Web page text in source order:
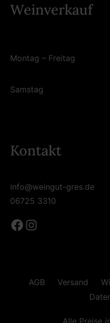
Weinverkauf
Montag – Freitag
Samstag
Kontakt
info@weingut-gres.de
06725 3310
Facebook
Instagram
AGB Versand